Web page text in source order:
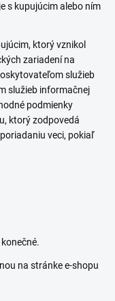
s kupujúcim alebo ním
ktorý vznikol
zariadení na
služieb
služieb informačnej
podmienky
ktorý zodpovedá
veci, pokiaľ
na stránke e-shopu